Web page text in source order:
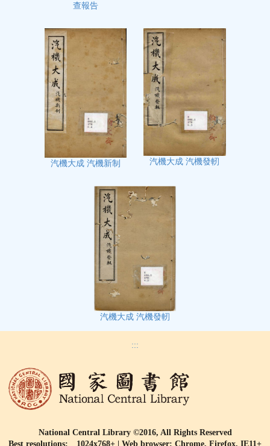
查報告
汽機大成 汽機新制 汽機大成 汽機發軔
汽機大成 汽機發軔
:::
National Central Library ©2016, All Rights Reserved
Best resolutions: 1024x768+ | Web browser: Chrome, Firefox, IE11+